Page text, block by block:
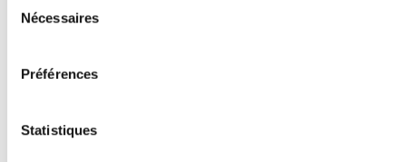
Nécessaires
Préférences
Statistiques
Pourquoi choisir Wagtail comme CMS